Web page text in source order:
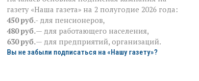
газету «Наша газета» на 2 полугодие 2026 года:
450 руб.- для пенсионеров,
480 руб.— для работающего населения,
630 руб.— для предприятий, организаций.
Вы не забыли подписаться на «Нашу газету»?